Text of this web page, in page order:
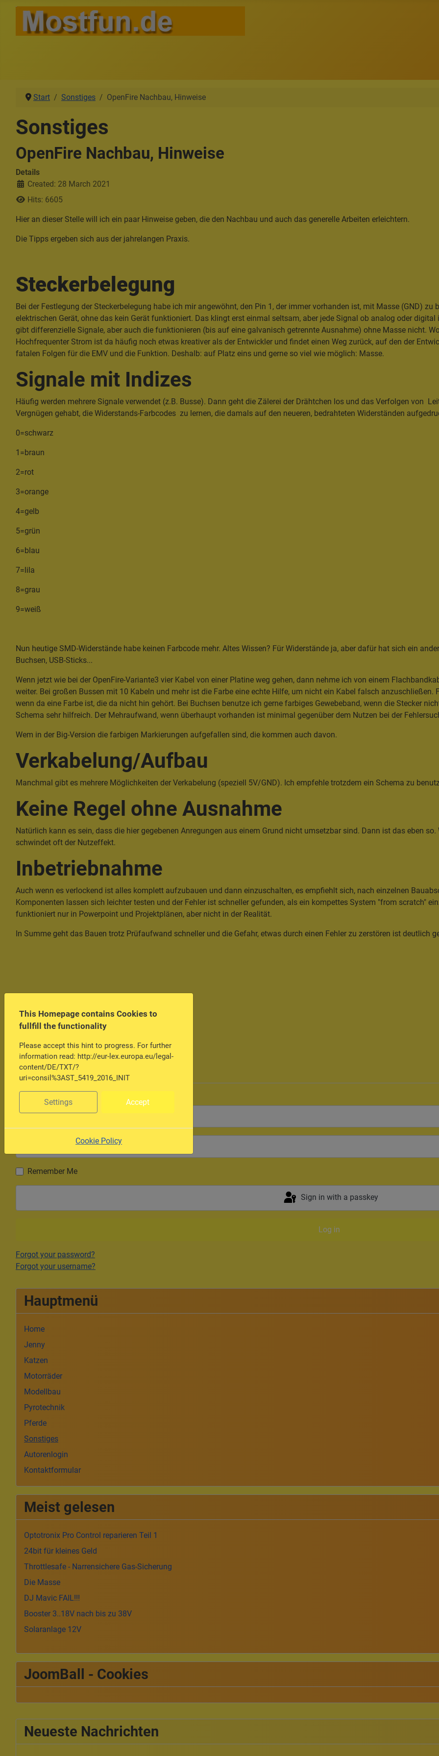
Neueste Nachrichten
Start Sonstiges OpenFire Nachbau, Hinweise
Sonstiges
OpenFire Nachbau, Hinweise
Details
Created: 28 March 2021
Hits: 6605
Hier an dieser Stelle will ich ein paar Hinweise geben, die den Nachbau und auch das generelle Arbeiten erleichtern.
Die Tipps ergeben sich aus der jahrelangen Praxis.
Steckerbelegung
Bei der Festlegung der Steckerbelegung habe ich mir angewöhnt, den Pin 1, der immer vorhanden ist, mit Masse (GND)
elektrischen Gerät, ohne das kein Gerät funktioniert. Das klingt erst einmal seltsam, aber jede Signal ob analog oder
gibt differenzielle Signale, aber auch die funktionieren (bis auf eine galvanisch getrennte Ausnahme) ohne Masse nicht.
Hochfrequenter Strom ist da häufig noch etwas kreativer als der Entwickler und findet einen Weg zurück, auf den der
fatalen Folgen für die EMV und die Funktion. Deshalb: auf Platz eins und gerne so viel wie möglich: Masse.
Signale mit Indizes
Häufig werden mehrere Signale verwendet (z.B. Busse). Dann geht die Zälerei der Drähtchen los und das Verfolgen von
Vergnügen gehabt, die Widerstands-Farbcodes zu lernen, die damals auf den neueren, bedrahteten Widerständen
0=schwarz
1=braun
2=rot
3=orange
4=gelb
5=grün
6=blau
7=lila
8=grau
9=weiß
Nun heutige SMD-Widerstände habe keinen Farbcode mehr. Altes Wissen? Für Widerstände ja, aber dafür hat sich ein
Buchsen, USB-Sticks...
Wenn jetzt wie bei der OpenFire-Variante3 vier Kabel von einer Platine weg gehen, dann nehme ich von einem
weiter. Bei großen Bussen mit 10 Kabeln und mehr ist die Farbe eine echte Hilfe, um nicht ein Kabel falsch
wenn da eine Farbe ist, die da nicht hin gehört. Bei Buchsen benutze ich gerne farbiges Gewebeband, wenn die Stecker
Schema sehr hilfreich. Der Mehraufwand, wenn überhaupt vorhanden ist minimal gegenüber dem Nutzen bei der
Wem in der Big-Version die farbigen Markierungen aufgefallen sind, die kommen auch davon.
Verkabelung/Aufbau
Manchmal gibt es mehrere Möglichkeiten der Verkabelung (speziell 5V/GND). Ich empfehle trotzdem ein Schema zu
Keine Regel ohne Ausnahme
Natürlich kann es sein, dass die hier gegebenen Anregungen aus einem Grund nicht umsetzbar sind. Dann ist das eben
schwindet oft der Nutzeffekt.
Inbetriebnahme
Auch wenn es verlockend ist alles komplett aufzubauen und dann einzuschalten, es empfiehlt sich, nach einzelnen
Komponenten lassen sich leichter testen und der Fehler ist schneller gefunden, als ein kompettes System "from scratch"
funktioniert nur in Powerpoint und Projektplänen, aber nicht in der Realität.
In Summe geht das Bauen trotz Prüfaufwand schneller und die Gefahr, etwas durch einen Fehler zu zerstören ist deutlich
Previous article: OpenFire1
Prev
No comments
Login to post a comment
Username
Remember Me
Sign in with a passkey
Log in
Forgot your password?
Forgot your username?
Hauptmenü
Home
Jenny
Katzen
Motorräder
Modellbau
Pyrotechnik
Pferde
Sonstiges
Autorenlogin
Kontaktformular
Meist gelesen
Optotronix Pro Control reparieren Teil 1
24bit für kleines Geld
Throttlesafe - Narrensichere Gas-Sicherung
Die Masse
DJ Mavic FAIL!!!
Booster 3..18V nach bis zu 38V
Solaranlage 12V
JoomBall - Cookies
This Homepage contains Cookies to
fullfill the functionality
Please accept this hint to progress. For further
information read: http://eur-lex.europa.eu/legal-
content/DE/TXT/?
uri=consil%3AST_5419_2016_INIT
Settings Accept
Cookie Policy